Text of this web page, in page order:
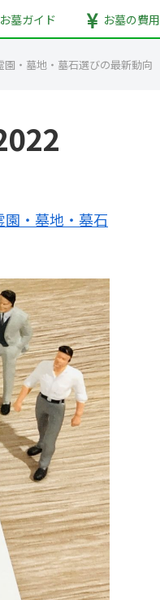
お墓ガイド お墓の費用
園・墓地・墓石選びの最新動向
園・墓地・墓石